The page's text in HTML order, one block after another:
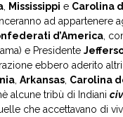
, Mississippi e Carolina
ad appartenere
d’America,
e Presidente
ebbero aderito
, Arkansas, Carolina
alcune tribù di Indiani
che accettavano di